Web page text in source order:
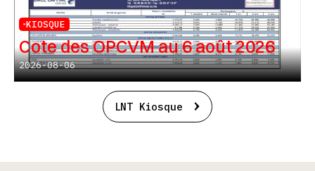
KIOSQUE
Cote des OPCVM au 6 août 2026
2026-08-06
LNT Kiosque